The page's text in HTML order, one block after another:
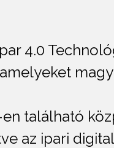
4.0
található
az ipari